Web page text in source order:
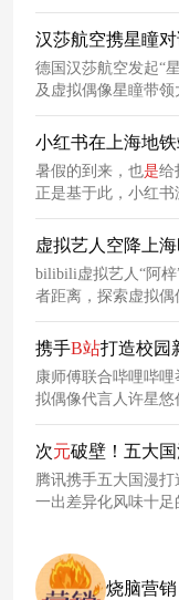
接。
汉莎航空携星瞳
德国汉莎航空发起“星
及虚拟偶像星瞳带领
内心对于欧洲旅行
的知名度与认知度。
小红书在上海地
暑假的到来，也是给
正是基于此，小红
献「游戏这个夏天
节。
虚拟艺人空降上
bilibili虚拟艺人“阿
者距离，探索虚拟偶
携手B站打造校园
康师傅联合哔哩哔
拟偶像代言人许星悠
次元破壁！五大
腾讯携手五大国漫打
一出差异化风味十足
烧脑营销